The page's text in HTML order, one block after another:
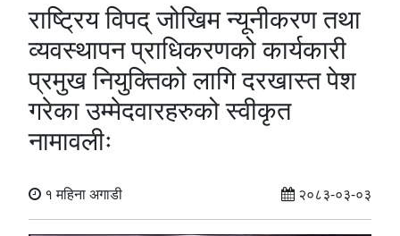
राष्ट्रिय विपद् जोखिम न्यूनीकरण तथा
व्यवस्थापन प्राधिकरणको कार्यकारी
प्रमुख नियुक्तिको लागि दरखास्त पेश
गरेका उम्मेदवारहरुको स्वीकृत
नामावलीः
१ महिना अगाडी २०८३-०३-०३